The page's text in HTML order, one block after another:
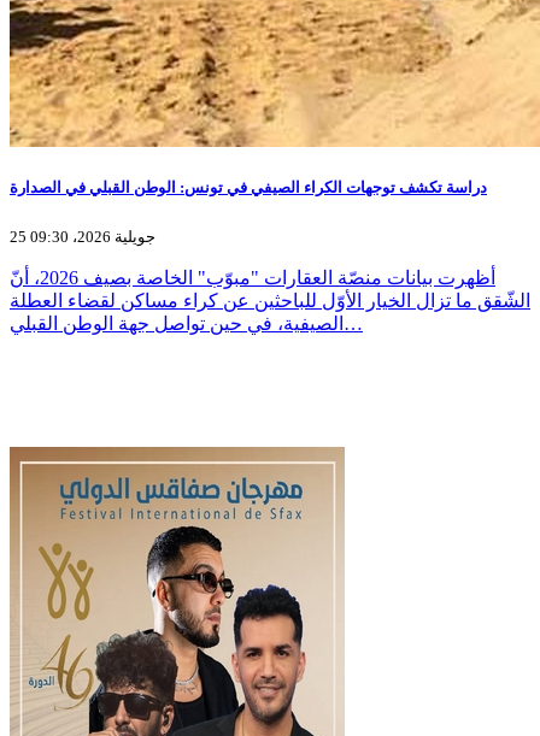
دراسة تكشف توجهات الكراء الصيفي في تونس: الوطن القبلي في الصدارة
25 جويلية 2026، 09:30
أظهرت بيانات منصّة العقارات "مبوّب" الخاصة بصيف 2026، أنّ
الشّقق ما تزال الخيار الأوّل للباحثين عن كراء مساكن لقضاء العطلة
الصيفية، في حين تواصل جهة الوطن القبلي…